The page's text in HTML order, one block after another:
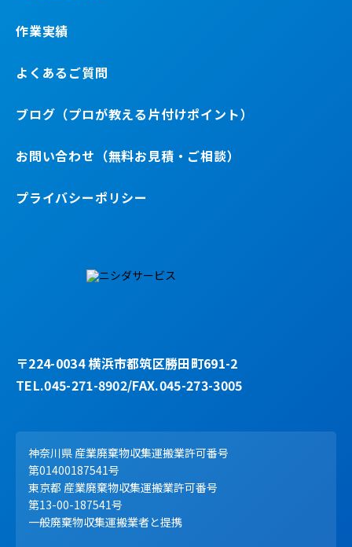
作業実績
よくあるご質問
ブログ（プロが教える片付けポイント）
お問い合わせ（無料お見積・ご相談）
プライバシーポリシー
〒224-0034 横浜市都筑区勝田町691-2
TEL.045-271-8902/FAX.045-273-3005
神奈川県 産業廃棄物収集運搬業許可番号
第01400187541号
東京都 産業廃棄物収集運搬業許可番号
第13-00-187541号
一般廃棄物収集運搬業者と提携